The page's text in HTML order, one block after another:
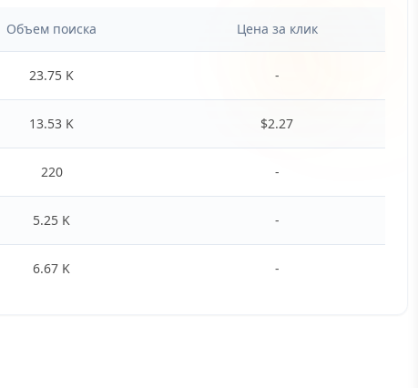
Объем поиска Цена за клик
23.75 K -
13.53 K $2.27
220 -
5.25 K -
6.67 K -